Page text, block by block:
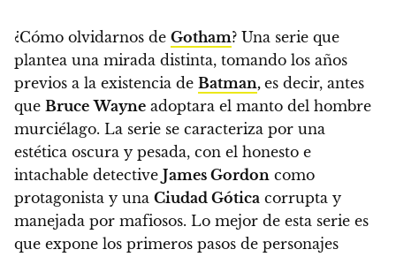
¿Cómo olvidarnos de Gotham? Una serie que
plantea una mirada distinta, tomando los años
previos a la existencia de Batman, es decir, antes
que Bruce Wayne adoptara el manto del hombre
murciélago. La serie se caracteriza por una
estética oscura y pesada, con el honesto e
intachable detective James Gordon como
protagonista y una Ciudad Gótica corrupta y
manejada por mafiosos. Lo mejor de esta serie es
que expone los primeros pasos de personajes